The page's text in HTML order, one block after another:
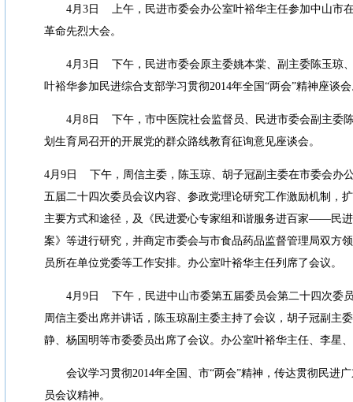
4月 3日
上午，民进市委会办公室叶裕华主任参加中山市
革命先烈大会。
4月 3日
下午，民进市委会原主委姚本棠、副主委陈玉琼
叶裕华参加民进综合支部学习贯彻2014年全国 “两会”精神座谈会
4月 8日
下午，市中医院社会监督员、民进市委会副主委
划生育局召开的开展党的群众路线教育征询意见座谈会。
4月 9日
下午，周信主委，陈玉琼、胡子冠副主委在市委会办
五届二十四次委员会议内容、参政党理论研究工作激励机制，
主要方式和途径，及《民进爱心专家组和谐服务进百家——民
案》等进行研究，并商定市委会与市食品药品监督管理局双方
员所在单位党委等工作安排。办公室叶裕华主任列席了会议。
4月 9日
下午，民进中山市委第五届委员会第二十四次委
周信主委出席并讲话，陈玉琼副主委主持了会议，胡子冠副主
静、杨国明等市委委员出席了会议。办公室叶裕华主任、李星
会议学习贯彻2014年全国、市“两会”精神，传达贯彻民进
员会议精神。